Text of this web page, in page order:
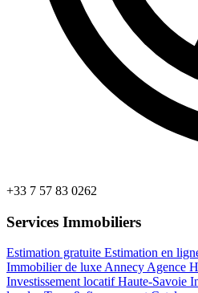
+33 7 57 83 0262
Services Immobiliers
Estimation gratuite Estimation en
Immobilier de luxe Annecy Agence
Investissement locatif Haute-Savoie